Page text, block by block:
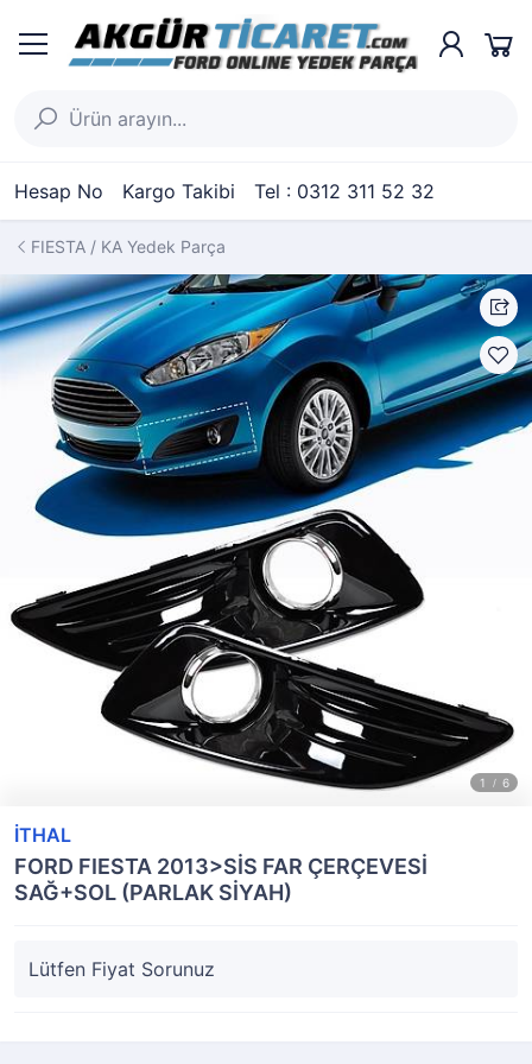
Hesap No Kargo Takibi Tel : 0312 311 52 32
FIESTA / KA Yedek Parça
İTHAL
FORD FIESTA 2013>SİS FAR ÇERÇEVESİ
SAĞ+SOL (PARLAK SİYAH)
Lütfen Fiyat Sorunuz